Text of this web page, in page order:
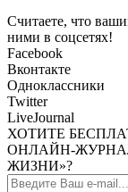
Считаете, что
ними в соцсетях!
Facebook
Вконтакте
Одноклассники
Twitter
LiveJournal
ХОТИТЕ
ОНЛАЙН-
ЖИЗНИ»?